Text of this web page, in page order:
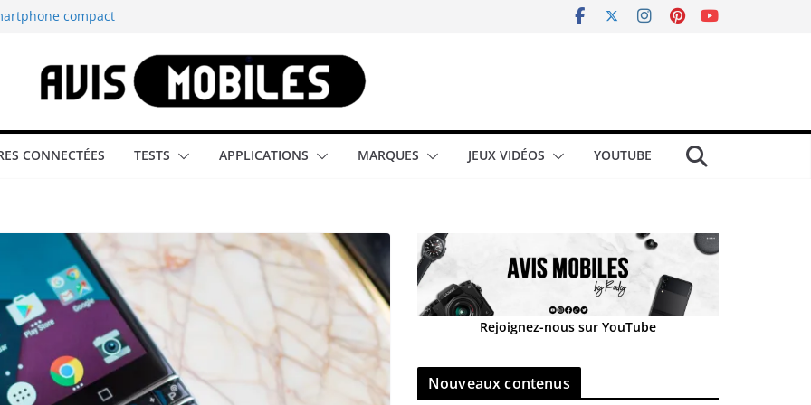
compact
tous les
smartphone
CONNECTÉES TESTS APPLICATIONS MARQUES JEUX VIDÉOS YOUTUBE
Rejoignez-nous sur YouTube
Nouveaux contenus